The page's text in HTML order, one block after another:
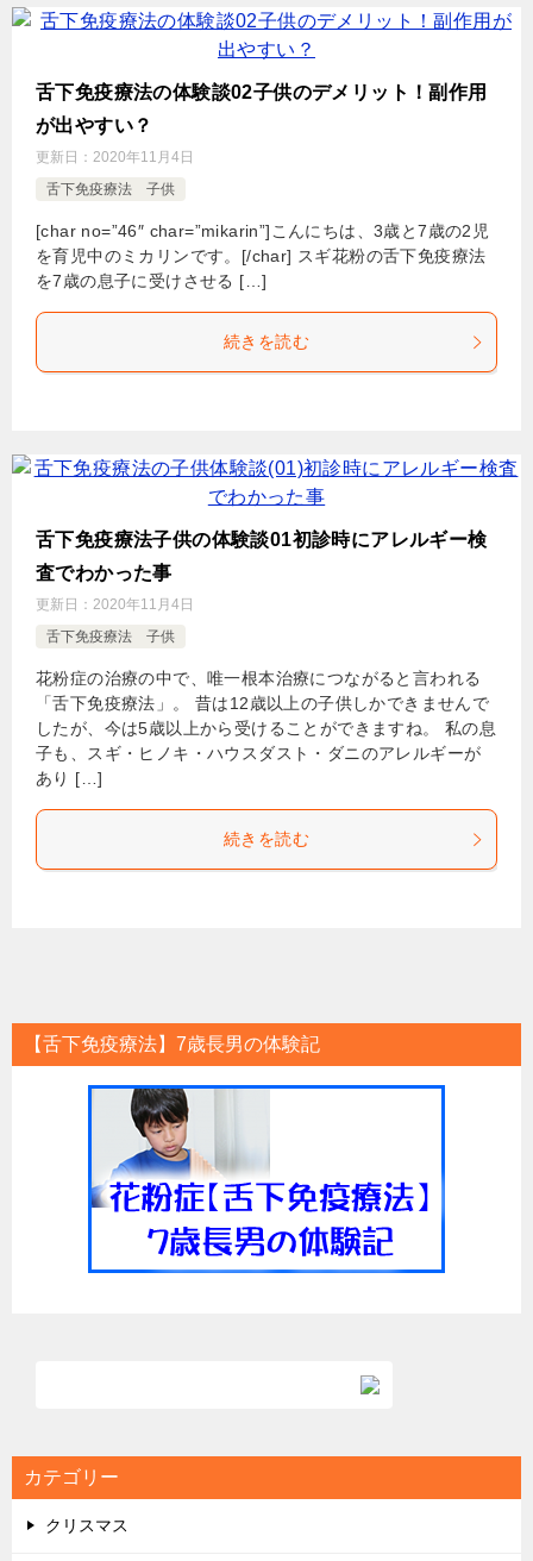
舌下免疫療法の体験談02子供のデメリット！副作用
が出やすい？
更新日： 2020年11月4日
舌下免疫療法 子供
[char no=”46″ char=”mikarin”]こんにちは、3歳と7歳の2児
を育児中のミカリンです。[/char] スギ花粉の舌下免疫療法
を7歳の息子に受けさせる […]
続きを読む
舌下免疫療法子供の体験談01初診時にアレルギー検
査でわかった事
更新日： 2020年11月4日
舌下免疫療法 子供
花粉症の治療の中で、唯一根本治療につながると言われる
「舌下免疫療法」。 昔は12歳以上の子供しかできませんで
したが、今は5歳以上から受けることができますね。 私の息
子も、スギ・ヒノキ・ハウスダスト・ダニのアレルギーが
あり […]
続きを読む
【舌下免疫療法】7歳長男の体験記
カテゴリー
クリスマス